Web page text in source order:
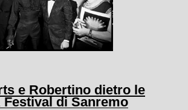
e Robertino dietro le
Festival di Sanremo